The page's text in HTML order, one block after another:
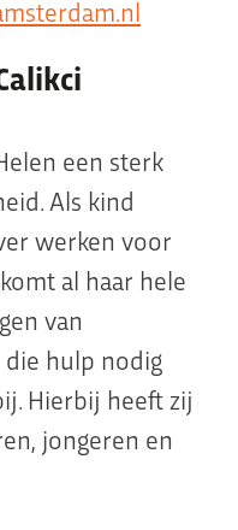
een sterk
Als kind
werken voor
al haar hele
van
hulp nodig
Hierbij heeft zij
jongeren en